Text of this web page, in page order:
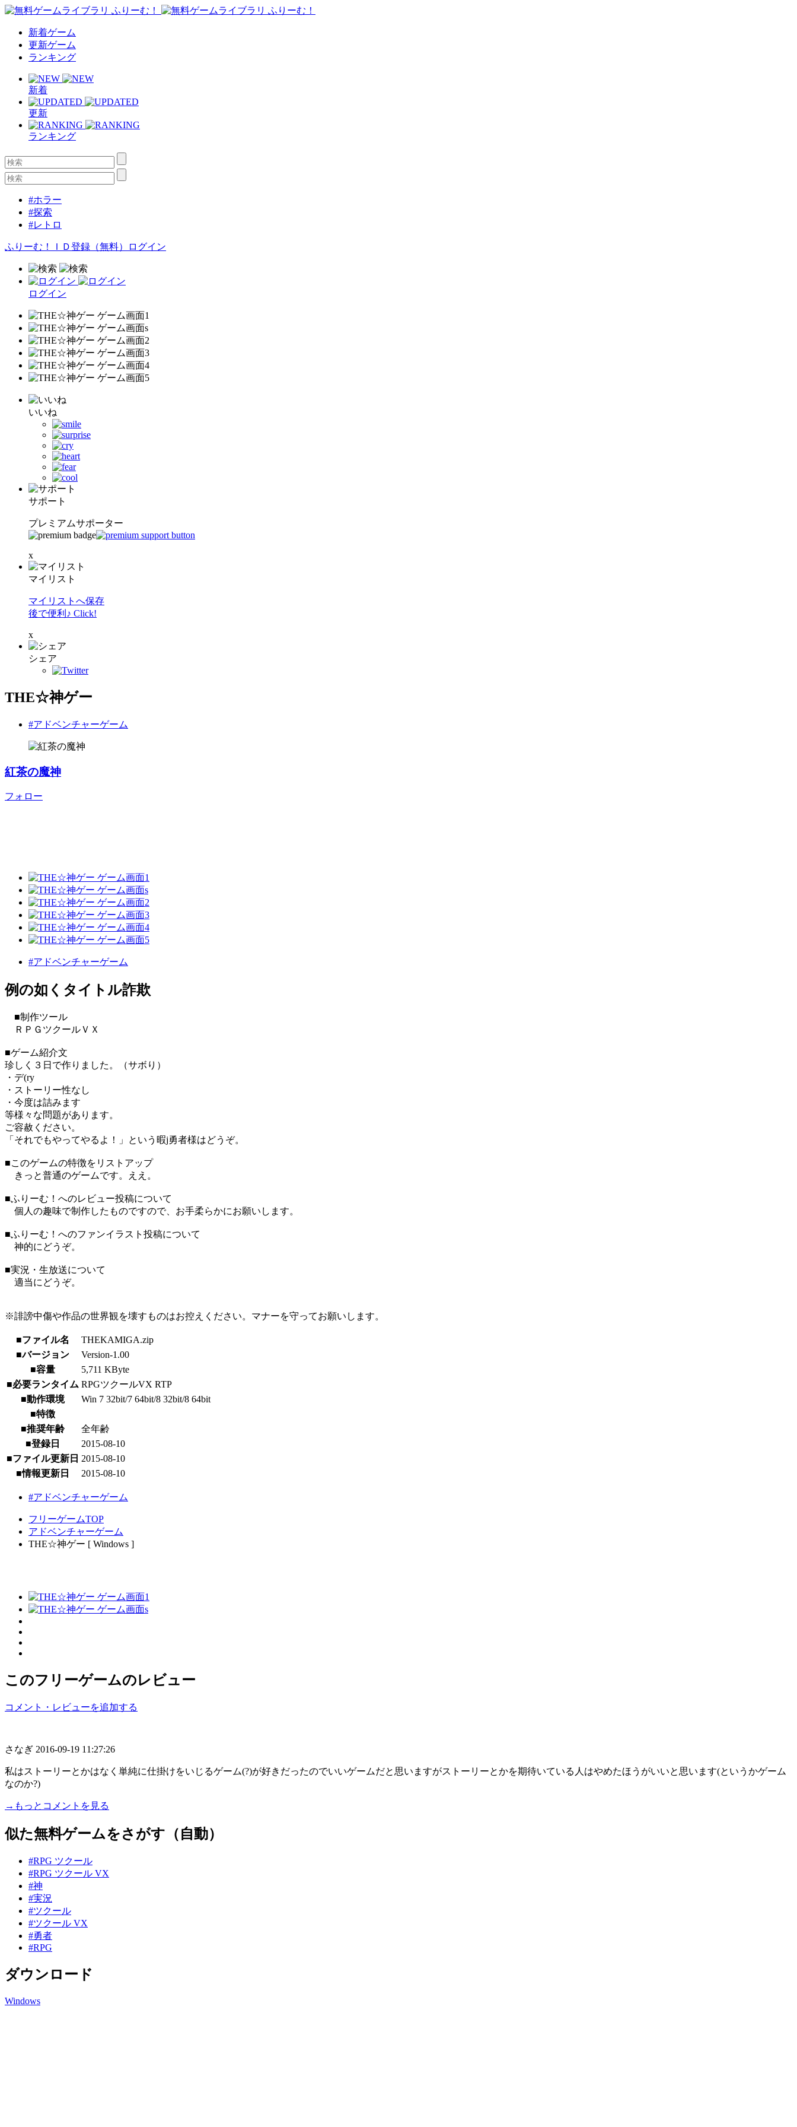
新着ゲーム
更新ゲーム
ランキング
新着
更新
ランキング
#ホラー
#探索
#レトロ
ふりーむ！ＩＤ登録（無料） ログイン
ログイン
いいね
サポート
プレミアムサポーター
x
マイリスト
マイリストへ保存
後で便利♪ Click!
x
シェア
THE☆神ゲー
#アドベンチャーゲーム
紅茶の魔神
フォロー
#アドベンチャーゲーム
例の如くタイトル詐欺
■制作ツール
ＲＰＧツクールＶＸ
■ゲーム紹介文
珍しく３日で作りました。（サボり）
・デ(ry
・ストーリー性なし
・今度は詰みます
等様々な問題があります。
ご容赦ください。
「それでもやってやるよ！」という暇j勇者様はどうぞ。
■このゲームの特徴をリストアップ
きっと普通のゲームです。ええ。
■ふりーむ！へのレビュー投稿について
個人の趣味で制作したものですので、お手柔らかにお願いします。
■ふりーむ！へのファンイラスト投稿について
神的にどうぞ。
■実況・生放送について
適当にどうぞ。
※誹謗中傷や作品の世界観を壊すものはお控えください。マナーを守ってお願いします。
■ファイル名
THEKAMIGA.zip
■バージョン
Version-1.00
■容量
5,711 KByte
■必要ランタイム RPGツクールVX RTP
■動作環境
Win 7 32bit/7 64bit/8 32bit/8 64bit
■特徴
■推奨年齢
全年齢
■登録日
2015-08-10
■ファイル更新日 2015-08-10
■情報更新日
2015-08-10
#アドベンチャーゲーム
フリーゲームTOP
アドベンチャーゲーム
THE☆神ゲー [ Windows ]
このフリーゲームのレビュー
コメント・レビューを追加する
さなぎ 2016-09-19 11:27:26
私はストーリーとかはなく単純に仕掛けをいじるゲーム(?)が好きだったのでいいゲームだと思いますがストーリーとかを期待いている人はやめたほうがいいと思います(というかゲーム
なのか?)
→もっとコメントを見る
似た無料ゲームをさがす（自動）
#RPG ツクール
#RPG ツクール VX
#神
#実況
#ツクール
#ツクール VX
#勇者
#RPG
ダウンロード
Windows